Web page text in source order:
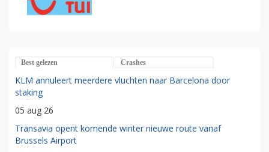
Best gelezen Crashes
KLM annuleert meerdere vluchten naar Barcelona door
staking
05 aug 26
Transavia opent komende winter nieuwe route vanaf
Brussels Airport